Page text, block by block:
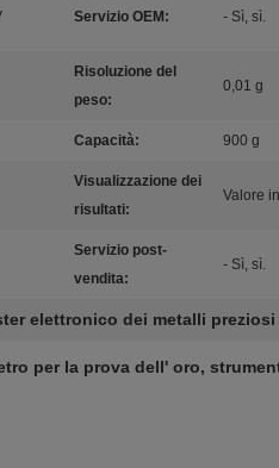
Servizio OEM: - Sì, sì.
Risoluzione del
peso:
0,01 g
Capacità: 900 g
Visualizzazione dei
risultati:
Valore
Servizio post-
vendita:
- Sì, sì.
elettronico dei metalli preziosi
per la prova dell' oro,